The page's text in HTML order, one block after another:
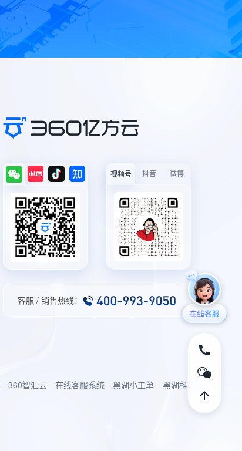
视频号 抖音 微博
客服 / 销售热线：
360智汇云 在线客服系统 黑湖小工单 黑湖科技